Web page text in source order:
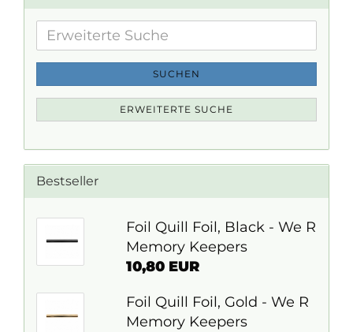
Erweiterte
Suche
SUCHEN
ERWEITERTE SUCHE
Bestseller
Foil Quill Foil, Black - We R
Memory Keepers
10,80 EUR
Foil Quill Foil, Gold - We R
Memory Keepers